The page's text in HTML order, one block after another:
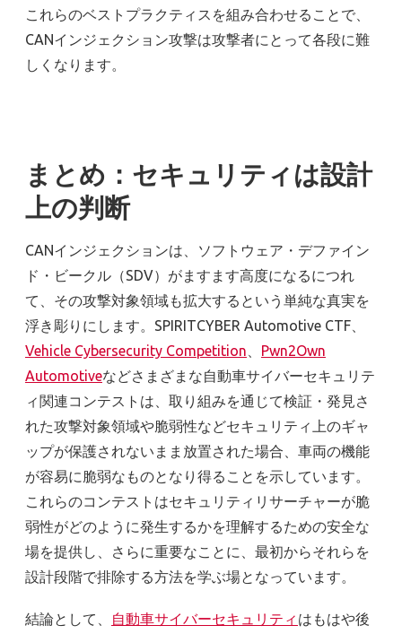
これらのベストプラクティスを組み合わせることで、
CANインジェクション攻撃は攻撃者にとって各段に難
しくなります。
まとめ：セキュリティは設計
上の判断
CANインジェクションは、ソフトウェア・デファイン
ド・ビークル（SDV）がますます高度になるにつれ
て、その攻撃対象領域も拡大するという単純な真実を
浮き彫りにします。SPIRITCYBER Automotive CTF、
Vehicle Cybersecurity Competition
Pwn2Own
Automotiveなどさまざまな自動車サイバーセキュリテ
ィ関連コンテストは、取り組みを通じて検証・発見さ
れた攻撃対象領域や脆弱性などセキュリティ上のギャ
ップが保護されないまま放置された場合、車両の機能
が容易に脆弱なものとなり得ることを示しています。
これらのコンテストはセキュリティリサーチャーが脆
弱性がどのように発生するかを理解するための安全な
場を提供し、さらに重要なことに、最初からそれらを
設計段階で排除する方法を学ぶ場となっています。
結論として、 自動車サイバーセキュリティ はもはや後